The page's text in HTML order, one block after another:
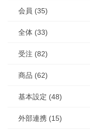
会員 (35)
全体 (33)
受注 (82)
商品 (62)
基本設定 (48)
外部連携 (15)